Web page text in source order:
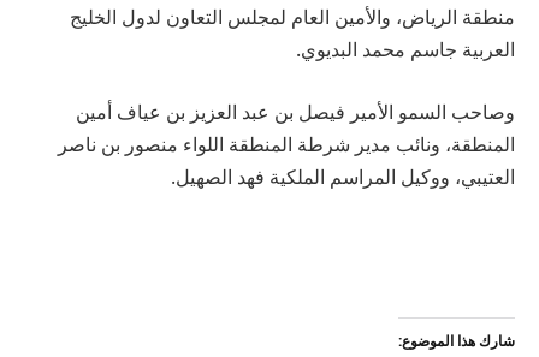
منطقة الرياض، والأمين العام لمجلس التعاون لدول الخليج
العربية جاسم محمد البديوي.
وصاحب السمو الأمير فيصل بن عبد العزيز بن عياف أمين
المنطقة، ونائب مدير شرطة المنطقة اللواء منصور بن ناصر
العتيبي، ووكيل المراسم الملكية فهد الصهيل.
شارك هذا الموضوع: